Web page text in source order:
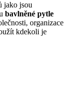
jako jsou
bavlněné pytle
organizace
kdekoli je